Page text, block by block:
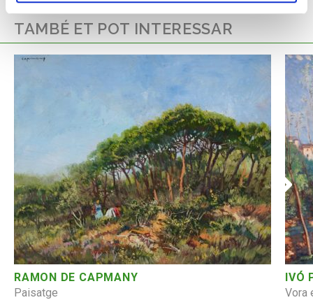
TAMBÉ ET POT INTERESSAR
RAMON DE CAPMANY
Paisatge
IVÓ
Vora